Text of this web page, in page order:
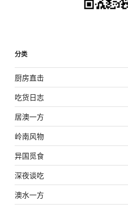
分类
厨房直击
吃货日志
居澳一方
岭南风物
异国觅食
深夜谈吃
澳水一方